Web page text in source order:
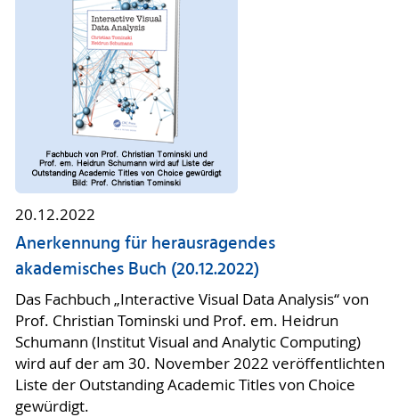
20.12.2022
Anerkennung für herausragendes
akademisches Buch (20.12.2022)
Das Fachbuch „Interactive Visual Data Analysis“ von
Prof. Christian Tominski und Prof. em. Heidrun
Schumann (Institut Visual and Analytic Computing)
wird auf der am 30. November 2022 veröffentlichten
Liste der Outstanding Academic Titles von Choice
gewürdigt.